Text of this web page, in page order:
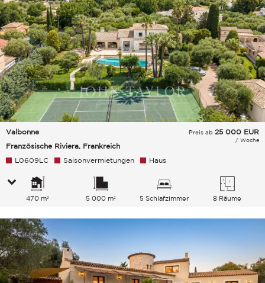
Valbonne
Französische Riviera, Frankreich
Preis ab 25 000 EUR
/ Woche
L0609LC Saisonvermietungen Haus
470 m² 5 000 m² 5 Schlafzimmer 8 Räume